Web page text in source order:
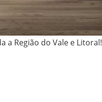
a Região do Vale e Litoral!